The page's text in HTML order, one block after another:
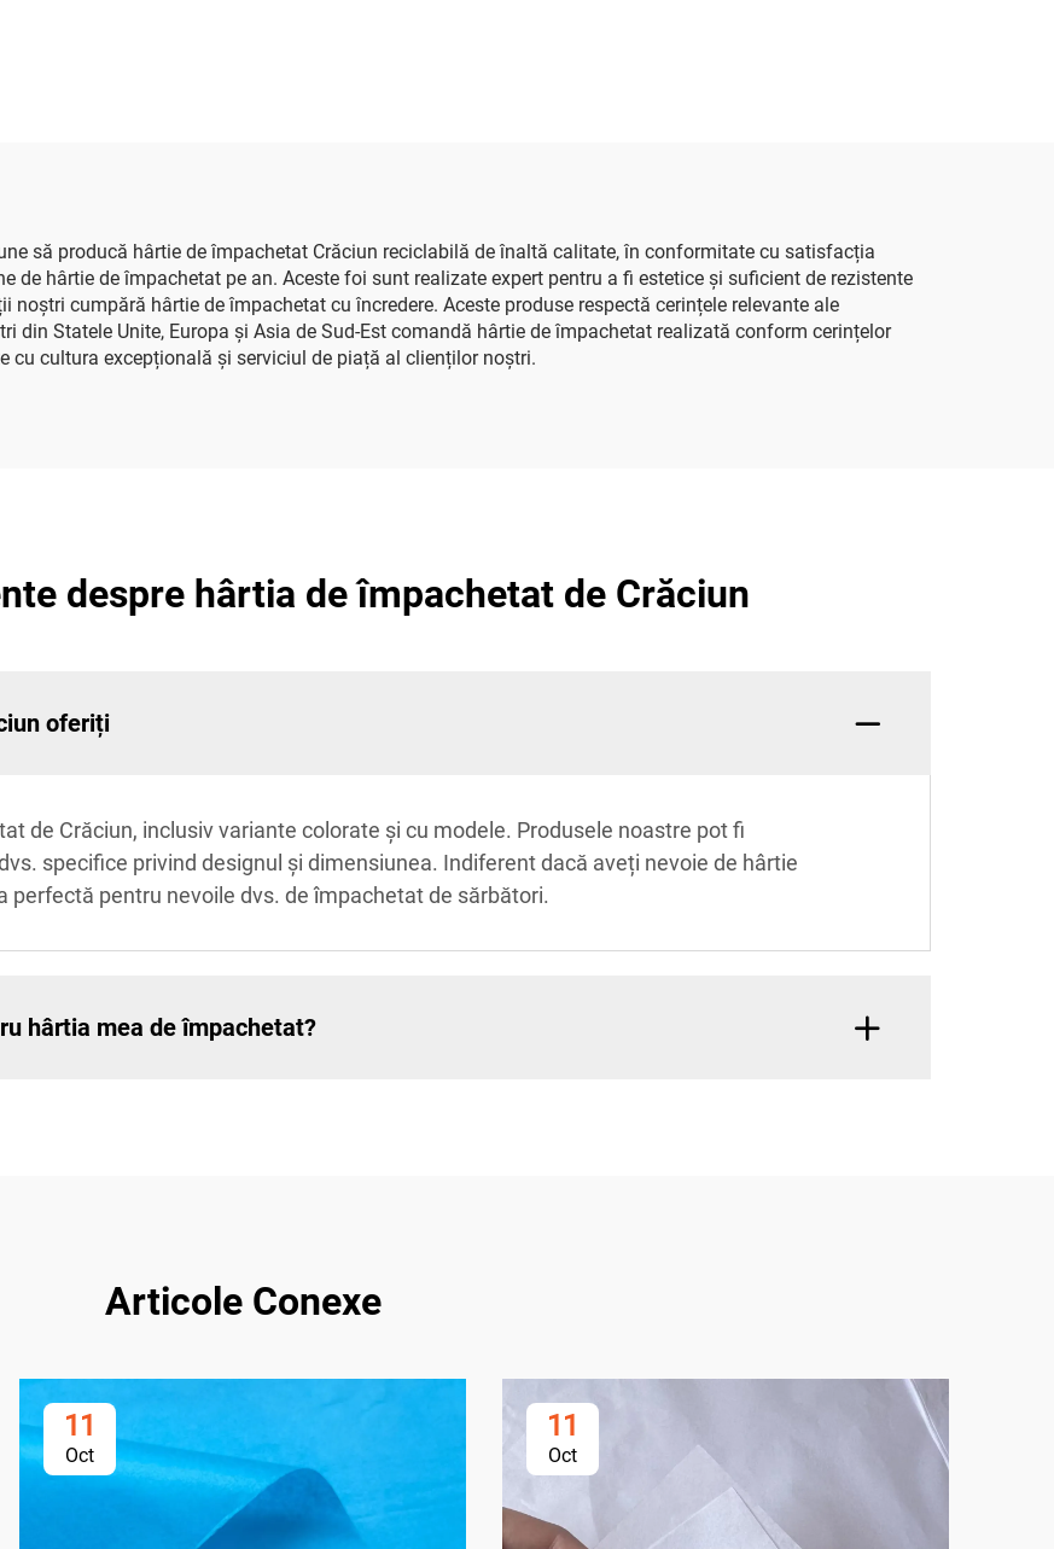
să producă hârtie de împachetat Crăciun reciclabilă de înaltă calitate, în conformitate cu satisfacția
de hârtie de împachetat pe an. Aceste foi sunt realizate expert pentru a fi estetice și suficient de rezistente
cumpără hârtie de împachetat cu încredere. Aceste produse respectă cerințele relevante ale
din Statele Unite, Europa și Asia de Sud-Est comandă hârtie de împachetat realizată conform cerințelor
cu cultura excepțională și serviciul de piață al clienților noștri.
despre hârtia de împachetat de Crăciun
oferiți
de Crăciun, inclusiv variante colorate și cu modele. Produsele noastre pot fi
specifice privind designul și dimensiunea. Indiferent dacă aveți nevoie de hârtie
perfectă pentru nevoile dvs. de împachetat de sărbători.
hârtia mea de împachetat?
Articole Conexe
11
Oct
11
Oct